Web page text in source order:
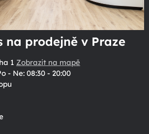
na prodejně v Praze
1 Zobrazit na mapě
- Ne: 08:30 - 20:00